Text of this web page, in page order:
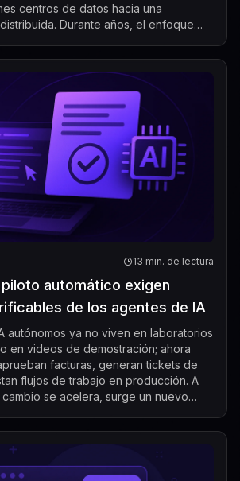
centros de datos hacia una
Durante años, el enfoque
13 min. de lectura
automático exigen
de los agentes de IA
autónomos ya no viven en laboratorios
en videos de demostración; ahora
facturas, generan tickets de
flujos de trabajo en producción. A
se acelera, surge un nuevo